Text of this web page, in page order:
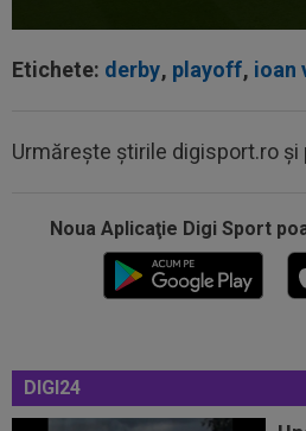
Etichete: derby, playoff, ioan
Urmărește știrile digisport.ro și
Noua Aplicaţie Digi Sport
DIGI24
12:25
Ce a postat soția lui Denis
disputat de FCSB și CFR